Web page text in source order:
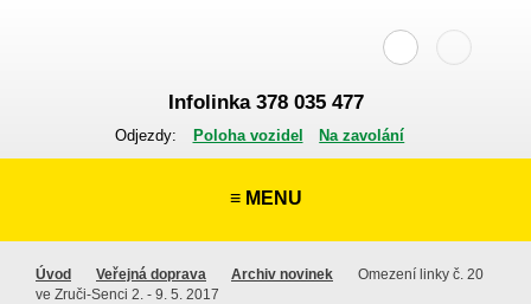
Infolinka 378 035 477
Odjezdy: Poloha vozidel Na zavolání
≡ MENU
Úvod Veřejná doprava Archiv novinek
Omezení linky č. 20
ve Zruči-Senci 2. - 9. 5. 2017